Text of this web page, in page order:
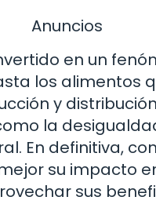
Anuncios
en un
los alimentos
y
la
En definitiva,
su impacto
sus